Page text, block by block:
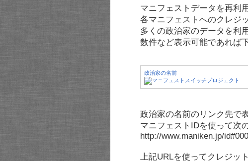
マニフェストデータを再利
各マニフェストへのクレジ
多くの政治家のデータを利
数件など表示可能であれば
政治家の名前
政治家の名前のリンク先で
マニフェストIDを使って次
http://www.maniken.jp/
上記URLを使ってクレジッ